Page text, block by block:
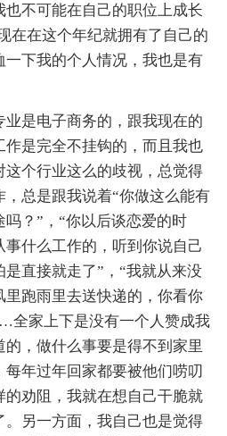
不可能在自己的职位上成长
在在这个年纪就拥有了自己的
下我的个人情况，我也是有
是电子商务的，跟我现在的
是完全不挂钩的，而且我也
个行业这么的歧视，总觉得
总是跟我说着“你做这么能有
？”，“你以后谈恋爱的时
什么工作的，听到你说自己
直接就走了”，“我就从来没
里跑雨里去送快递的，你看你
全家上下是没有一个人赞成我
，做什么事要是得不到家里
年过年回家都要被他们唠叨
劝阻，我就在想自己干脆就
另一方面，我自己也是觉得